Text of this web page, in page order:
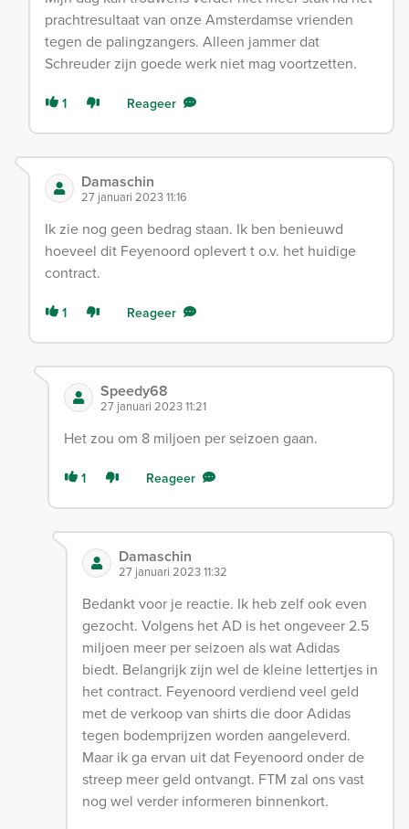
prachtresultaat van onze Amsterdamse vrienden
tegen de palingzangers. Alleen jammer dat
Schreuder zijn goede werk niet mag voortzetten.
1 Reageer
Damaschin
27 januari 2023 11:16
Ik zie nog geen bedrag staan. Ik ben benieuwd
hoeveel dit Feyenoord oplevert t o.v. het huidige
contract.
1 Reageer
Speedy68
27 januari 2023 11:21
Het zou om 8 miljoen per seizoen gaan.
1 Reageer
Damaschin
27 januari 2023 11:32
Bedankt voor je reactie. Ik heb zelf ook even
gezocht. Volgens het AD is het ongeveer 2.5
miljoen meer per seizoen als wat Adidas
biedt. Belangrijk zijn wel de kleine lettertjes in
het contract. Feyenoord verdiend veel geld
met de verkoop van shirts die door Adidas
tegen bodemprijzen worden aangeleverd.
Maar ik ga ervan uit dat Feyenoord onder de
streep meer geld ontvangt. FTM zal ons vast
nog wel verder informeren binnenkort.